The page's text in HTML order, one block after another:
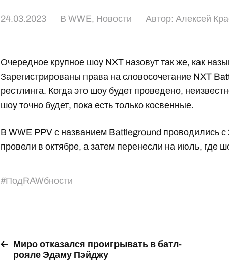
24.03.2023 ВWWE, Новости Автор:Алексей
Очередное крупное шоу NXT назовут так же, как
Зарегистрированы права на словосочетание NXT
рестлинга. Когда это шоу будет проведено,
шоу точно будет, пока есть только косвенные.
В WWE PPV с названием Battleground проводились
провели в октябре, а затем перенесли на июль, где
#ПодRAWбности
Миро отказался проигрывать в батл-
рояле Эдаму Пэйджу